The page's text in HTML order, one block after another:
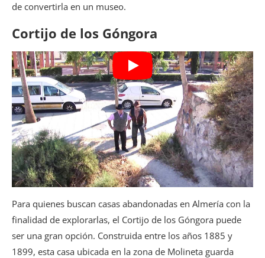
de convertirla en un museo.
Cortijo de los Góngora
Para quienes buscan casas abandonadas en Almería con la
finalidad de explorarlas, el Cortijo de los Góngora puede
ser una gran opción. Construida entre los años 1885 y
1899, esta casa ubicada en la zona de Molineta guarda